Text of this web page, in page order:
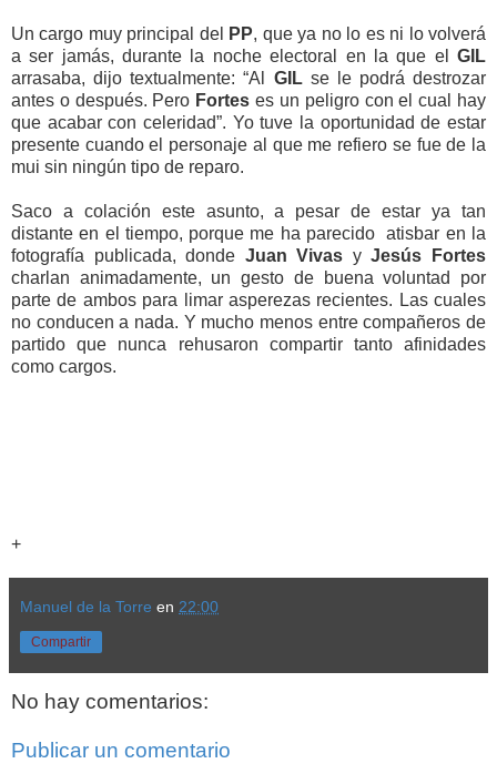
Un cargo muy principal del PP, que ya no lo es ni lo volverá
a ser jamás, durante la noche electoral en la que el GIL
arrasaba, dijo textualmente: “Al GILse le podrá destrozar
antes o después. Pero Fortes es un peligro con el cual hay
que acabar con celeridad”. Yo tuve la oportunidad de estar
presente cuando el personaje al que me refiero se fue de la
mui sin ningún tipo de reparo.
Saco a colación este asunto, a pesar de estar ya tan
distante en el tiempo, porque me ha parecido
atisbar en la
fotografía publicada, donde Juan Vivas yJesús Fortes
charlan animadamente, un gesto de buena voluntad por
parte de ambos para limar asperezas recientes. Las cuales
no conducen a nada. Y mucho menos entre compañeros de
partido que nunca rehusaron compartir tanto afinidades
como cargos.
+
Manuel de la Torre en 22:00
Compartir
No hay comentarios:
Publicar un comentario